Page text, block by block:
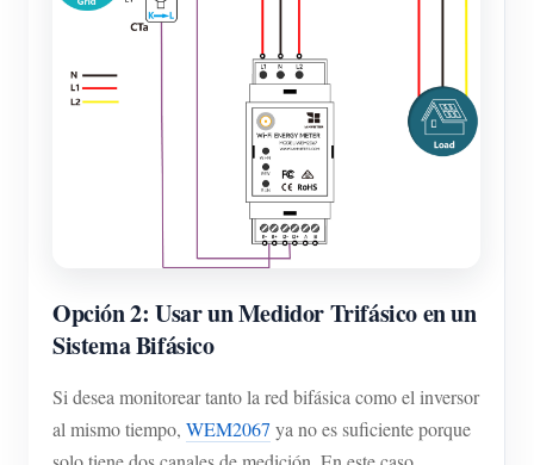
Opción 2: Usar un Medidor Trifásico en un
Sistema Bifásico
Si desea monitorear tanto la red bifásica como el inversor
al mismo tiempo, WEM2067 ya no es suficiente porque